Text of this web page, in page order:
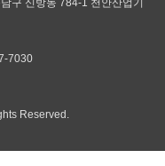
구 신방동 784-1 천안산업기
7030
Reserved.